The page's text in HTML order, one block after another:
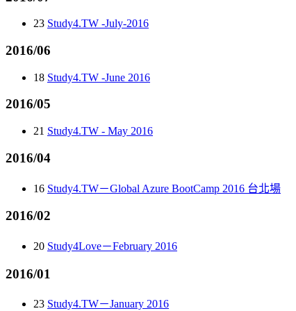
23 Study4.TW -July-2016
2016/06
18 Study4.TW -June 2016
2016/05
21 Study4.TW - May 2016
2016/04
16 Study4.TW－Global Azure BootCamp 2016 台北場
2016/02
20 Study4Love－February 2016
2016/01
23 Study4.TW－January 2016